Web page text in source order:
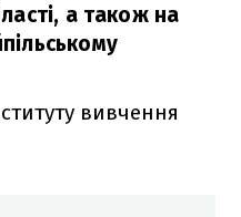
а також на
вивчення